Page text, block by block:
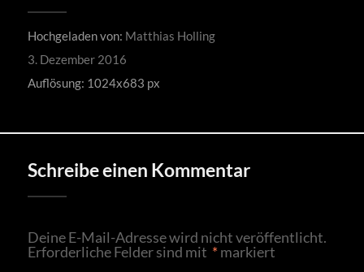
Hochgeladen von: Matthias Holling
3. Dezember 2016
Auflösung: 1024x683 px
Schreibe einen Kommentar
Deine E-Mail-Adresse wird nicht veröffentlicht.
Erforderliche Felder sind mit *markiert